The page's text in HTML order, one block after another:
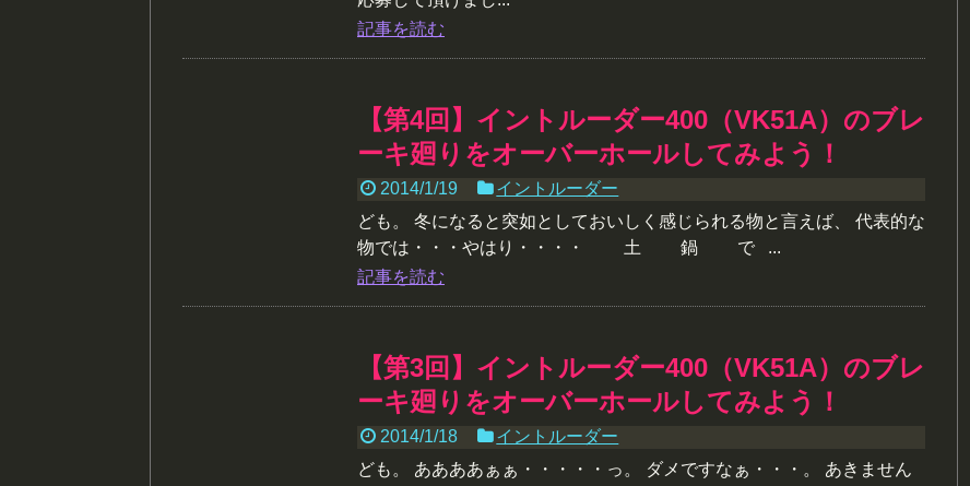
記事を読む
【第4回】イントルーダー400（VK51A）のブレ
ーキ廻りをオーバーホールしてみよう！
2014/1/19
イントルーダー
ども。 冬になると突如としておいしく感じられる物と言えば、 代表的な
物では・・・やはり・・・・ 土 鍋 で ...
記事を読む
【第3回】イントルーダー400（VK51A）のブレ
ーキ廻りをオーバーホールしてみよう！
2014/1/18
イントルーダー
ども。 ああああぁぁ・・・・・っ。 ダメですなぁ・・・。 あきません